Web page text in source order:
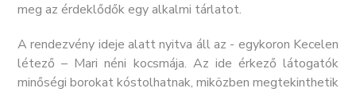
meg az érdeklődők egy alkalmi tárlatot.
A rendezvény ideje alatt nyitva áll az - egykoron Kecelen
létező – Mari néni kocsmája. Az ide érkező látogatók
minőségi borokat kóstolhatnak, miközben megtekinthetik